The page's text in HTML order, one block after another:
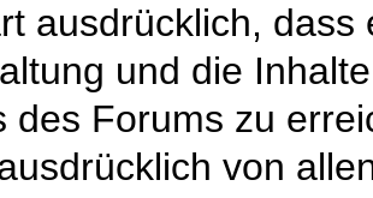
ausdrücklich,
und die
des Forums zu
von